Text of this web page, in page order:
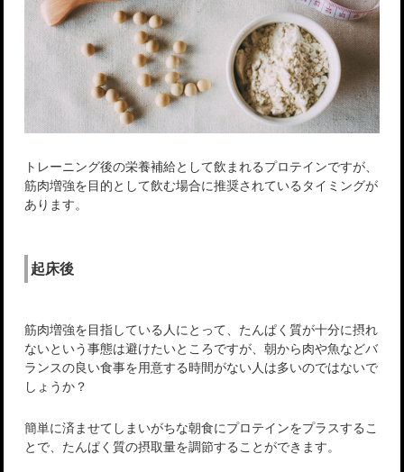
トレーニング後の栄養補給として飲まれるプロテインですが、
筋肉増強を目的として飲む場合に推奨されているタイミングが
あります。
起床後
筋肉増強を目指している人にとって、たんぱく質が十分に摂れ
ないという事態は避けたいところですが、朝から肉や魚などバ
ランスの良い食事を用意する時間がない人は多いのではないで
しょうか？
簡単に済ませてしまいがちな朝食にプロテインをプラスするこ
とで、たんぱく質の摂取量を調節することができます。